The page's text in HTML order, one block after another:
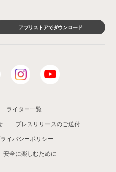
アプリストアでダウンロード
ライター一覧
プレスリリースのご送付
イバシーポリシー
安全に楽しむために